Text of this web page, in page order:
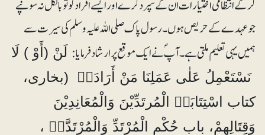
کرکے انتظامی اختیارات ان کے سپرد کرے اور ایسے افراد کو تو بالکل نہ سونپے
جو عہدے کے حریص ہوں۔ رسول پاک صلی اللہ علیہ وسلم کی سیرت سے
ہمیں یہی تعلیم ملتی ہے۔ آپؐ نے ایک موقع پر ارشاد فرمایا:لَنْ (أَوْ ) لَا
نَسْتَعْمِلُ عَلٰی عَمَلِنَا مَنْ أَرَادَہُ (بخاری،
کتاب اسْتِتَابَۃِ الْمُرتَدِّیْنَ وَالْمُعَانِدِیْنَ
وَقِتَالِھِمْ، باب حُکْمِ الْمُرْتَدِّ وَالْمُرْتَدَّۃِ ،